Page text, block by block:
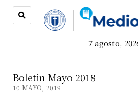
7 agosto,
Boletin Mayo 2018
10 MAYO, 2019